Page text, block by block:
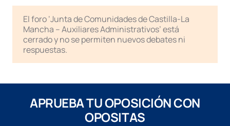
El foro ‘Junta de Comunidades de Castilla-La
Mancha – Auxiliares Administrativos’ está
cerrado y no se permiten nuevos debates ni
respuestas.
APRUEBA TU OPOSICIÓN CON
OPOSITAS